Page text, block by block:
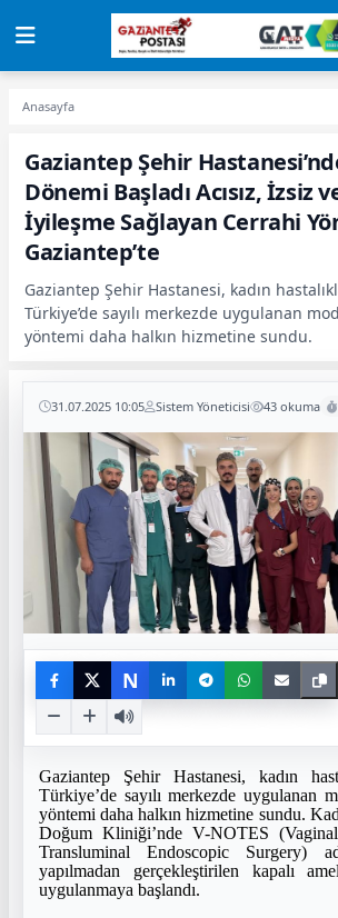
Anasayfa
Gaziantep Şehir
Dönemi Başladı Acısız, İzsiz
İyileşme Sağlayan Cerrahi
Gaziantep’te
Gaziantep Şehir Hastanesi, kadın
Türkiye’de sayılı merkezde uygulanan
yöntemi daha halkın hizmetine sundu.
31.07.2025 10:05 Sistem Yöneticisi 43 okuma
N
Gaziantep Şehir Hastanesi, kadın
Türkiye’de sayılı merkezde uygulanan
yöntemi daha halkın hizmetine sundu.
Doğum Kliniği’nde V-NOTES
Transluminal Endoscopic Surgery)
yapılmadan gerçekleştirilen kapalı
uygulanmaya başlandı.